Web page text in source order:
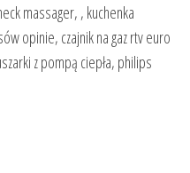
massager, , kuchenka
opinie, czajnik na gaz rtv euro
z pompą ciepła, philips